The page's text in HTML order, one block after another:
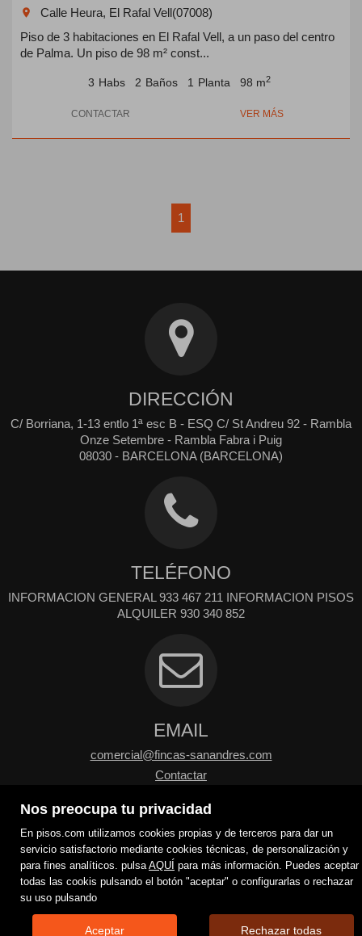
Nos preocupa tu privacidad
En pisos.com utilizamos cookies propias y de terceros para dar un
servicio satisfactorio mediante cookies técnicas, de personalización y
para fines analíticos. pulsaAQUÍ para más información. Puedes aceptar
todas las cookis pulsando el botón "aceptar" o configurarlas o rechazar
su uso pulsando
Aceptar Rechazar todas
room
Calle Heura, El Rafal Vell(07008)
Piso de 3 habitaciones en El Rafal Vell, a un paso del centro
de Palma. Un piso de 98 m² const...
3 Habs 2 Baños 1 Planta 98 m2
CONTACTAR VER MÁS
1
DIRECCIÓN
C/ Borriana, 1-13 entlo 1ª esc B - ESQ C/ St Andreu 92 - Rambla
Onze Setembre - Rambla Fabra i Puig
08030 - BARCELONA (BARCELONA)
TELÉFONO
INFORMACION GENERAL 933 467 211 INFORMACION PISOS
ALQUILER 930 340 852
EMAIL
comercial@fincas-sanandres.com
Contactar